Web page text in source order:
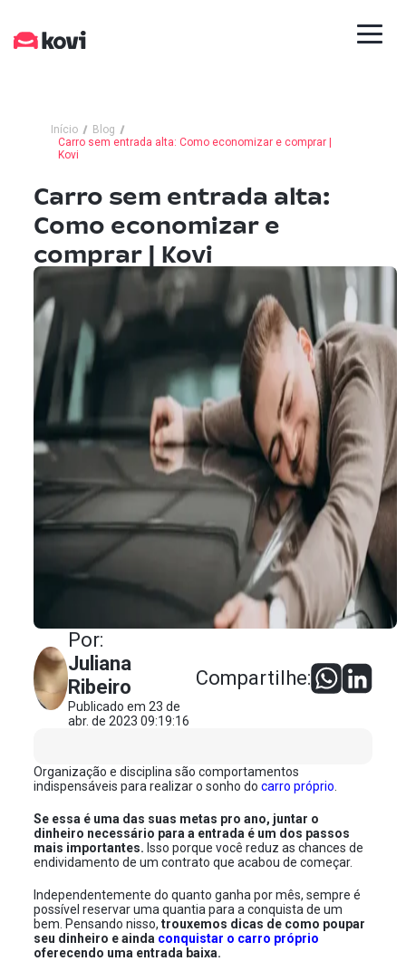
Início
Blog
Carro sem entrada alta: Como economizar e comprar |
Kovi
Carro sem entrada alta:
Como economizar e
comprar | Kovi
Por:
Juliana
Ribeiro
Publicado em 23 de
abr. de 2023 09:19:16
Compartilhe:
Organização e disciplina são comportamentos
indispensáveis para realizar o sonho docarro próprio
Se essa é uma das suas metas pro ano, juntar o
dinheiro necessário para a entrada é um dos passos
mais importantes. Isso porque você reduz as chances de
endividamento de um contrato que acabou de começar.
Independentemente do quanto ganha por mês, sempre é
possível reservar uma quantia para a conquista de um
bem. Pensando nisso,trouxemos dicas de como poupar
seu dinheiro e ainda conquistar o carro próprio
oferecendo uma entrada baixa.